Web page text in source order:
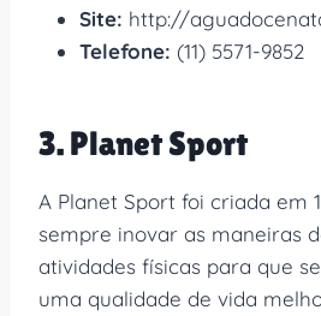
Site: http://
Telefone: (11) 5571-9852
3. Planet Sport
A Planet Sport foi criada em
sempre inovar as maneiras
atividades físicas para que
uma qualidade de vida